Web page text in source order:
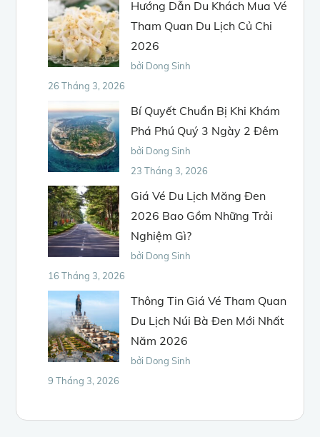
Hướng Dẫn Du Khách Mua Vé
Tham Quan Du Lịch Củ Chi
2026
bởi Dong Sinh
26 Tháng 3, 2026
Bí Quyết Chuẩn Bị Khi Khám
Phá Phú Quý 3 Ngày 2 Đêm
bởi Dong Sinh
23 Tháng 3, 2026
Giá Vé Du Lịch Măng Đen
2026 Bao Gồm Những Trải
Nghiệm Gì?
bởi Dong Sinh
16 Tháng 3, 2026
Thông Tin Giá Vé Tham Quan
Du Lịch Núi Bà Đen Mới Nhất
Năm 2026
bởi Dong Sinh
9 Tháng 3, 2026